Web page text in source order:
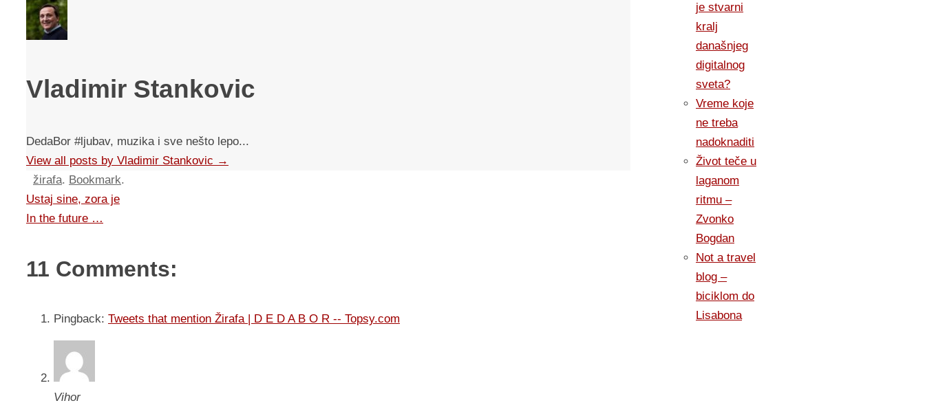
Vladimir Stankovic
DedaBor #ljubav, muzika i sve nešto lepo...
View all posts by Vladimir Stankovic →
žirafa. Bookmark.
Ustaj sine, zora je
In the future …
11 Comments:
Pingback: Tweets that mention Žirafa | D E D A B O R -- Topsy.com
Vihor
je stvarni
kralj
današnjeg
digitalnog
sveta?
Vreme koje
ne treba
nadoknaditi
Život teče u
laganom
ritmu –
Zvonko
Bogdan
Not a travel
blog –
biciklom do
Lisabona